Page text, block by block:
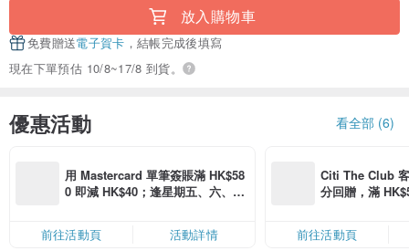
放入購物車
免費贈送電子賀卡 ，結帳完成後填寫
現在下單預估 10/8~17/8 到貨。
優惠活動 看全部 (6)
用 Mastercard 單筆簽賬滿 HK$58
0 即減 HK$40；逢星期五、六、日
卡」結帳）
前往活動頁 活動詳情
Citi The Club
分回贈，滿
前往活動頁